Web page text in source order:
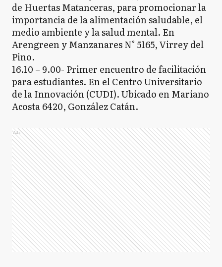
de Huertas Matanceras, para promocionar la
importancia de la alimentación saludable, el
medio ambiente y la salud mental. En
Arengreen y Manzanares N° 5165, Virrey del
Pino.
16.10 – 9.00- Primer encuentro de facilitación
para estudiantes. En el Centro Universitario
de la Innovación (CUDI). Ubicado en Mariano
Acosta 6420, González Catán.
Ads